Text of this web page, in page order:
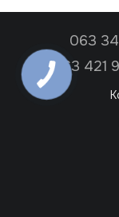
063
063 421